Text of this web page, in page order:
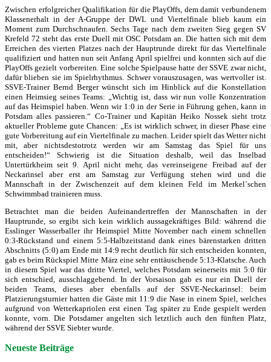
Zwischen erfolgreicher Qualifikation für die PlayOffs, dem damit verbundenem
Klassenerhalt in der A-Gruppe der DWL und Viertelfinale blieb kaum ein
Moment zum Durchschnaufen. Sechs Tage nach dem zweiten Sieg gegen SV
Krefeld 72 steht das erste Duell mit OSC Potsdam an. Die hatten sich mit dem
Erreichen des vierten Platzes nach der Hauptrunde direkt für das Viertelfinale
qualifiziert und hatten nun seit Anfang April spielfrei und konnten sich auf die
PlayOffs gezielt vorbereiten. Eine solche Spielpause hatte der SSVE zwar nicht,
dafür blieben sie im Spielrhythmus. Schwer vorauszusagen, was wertvoller ist.
SSVE-Trainer Bernd Berger wünscht sich im Hinblick auf die Konstellation
einen Heimsieg seines Teams: „Wichtig ist, dass wir nun volle Konzentration
auf das Heimspiel haben. Wenn wir 1:0 in der Serie in Führung gehen, kann in
Potsdam alles passieren.“ Co-Trainer und Kapitän Heiko Nossek sieht trotz
aktueller Probleme gute Chancen: „Es ist wirklich schwer, in dieser Phase eine
gute Vorbereitung auf ein Viertelfinale zu machen. Leider spielt das Wetter nicht
mit, aber nichtsdestotrotz werden wir am Samstag das Spiel für uns
entscheiden!“ Schwierig ist die Situation deshalb, weil das Inselbad
Untertürkheim seit 9. April nicht mehr, das vereinseigene Freibad auf der
Neckarinsel aber erst am Samstag zur Verfügung stehen wird und die
Mannschaft in der Zwischenzeit auf dem kleinen Feld im Merkel´schen
Schwimmbad trainieren muss.
Betrachtet man die beiden Aufeinandertreffen der Mannschaften in der
Hauptrunde, so ergibt sich kein wirklich aussagekräftiges Bild: während die
Esslinger Wasserballer ihr Heimspiel Mitte November nach einem schnellen
0:3-Rückstand und einem 5:5-Halbzeitstand dank eines bärenstarken dritten
Abschnitts (5:0) am Ende mit 14:9 recht deutlich für sich entscheiden konnten,
gab es beim Rückspiel Mitte März eine sehr enttäuschende 5:13-Klatsche. Auch
in diesem Spiel war das dritte Viertel, welches Potsdam seinerseits mit 5:0 für
sich entschied, ausschlaggebend. In der Vorsaison gab es nur ein Duell der
beiden Teams, dieses aber ebenfalls auf der SSVE-Neckarinsel: beim
Platzierungsturnier hatten die Gäste mit 11:9 die Nase in einem Spiel, welches
aufgrund von Wetterkapriolen erst einen Tag später zu Ende gespielt werden
konnte, vorn. Die Potsdamer angelten sich letztlich auch den fünften Platz,
während der SSVE Siebter wurde.
Neueste Beiträge